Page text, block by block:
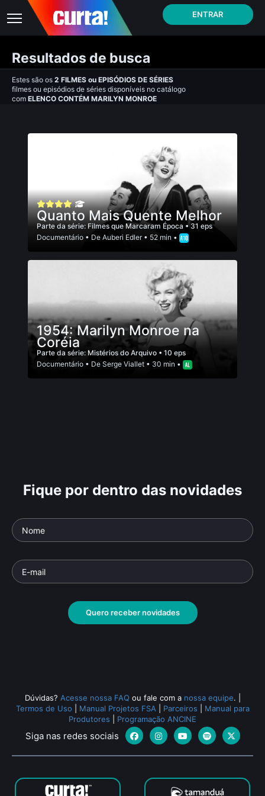
ENTRAR
Resultados de busca
Estes são os 2 FILMES ou EPISÓDIOS DE SÉRIES
filmes ou episódios de séries disponíveis no catálogo
com ELENCO CONTÉM MARILYN MONROE
Quanto Mais Quente Melhor
Parte da série: Filmes que Marcaram Época • 31 eps
Documentário • De Auberi Edler• 52 min •
1954: Marilyn Monroe na
Coréia
Parte da série: Mistérios do Arquivo • 10 eps
Documentário • De Serge Viallet • 30 min •
Fique por dentro das novidades
Quero receber novidades
Dúvidas? Acesse nossa FAQ ou fale com a nossa equipe.
Termos de Uso
Manual Projetos FSA Parceiros
Manual para
Produtores
Programação ANCINE
Siga nas redes sociais